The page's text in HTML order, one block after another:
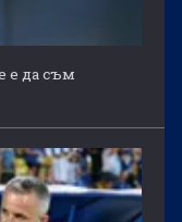
е да съм